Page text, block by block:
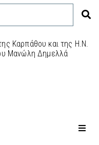
Καρπάθου και της Η.Ν.
Μανώλη Δημελλά